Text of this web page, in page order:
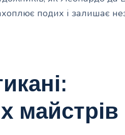
подих і залишає
майстрів